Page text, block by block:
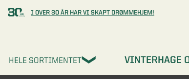
I OVER 30 ÅR HAR VI SKAPT DRØMMEHJEM!
HELE SORTIMENTET VINTERHAGE